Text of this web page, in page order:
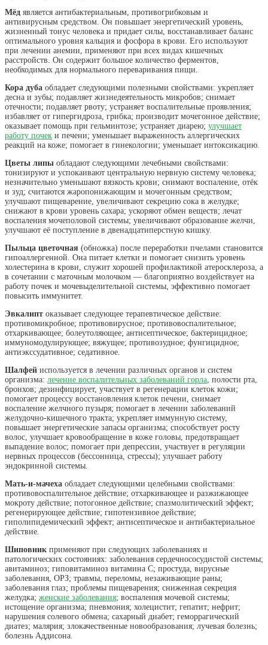
Мёд является антибактериальным, противогрибковым и
антивирусным средством. Он повышает энергетический уровень,
жизненный тонус человека и придает силы, восстанавливает баланс
оптимального уровня кальция и фосфора в крови. Его используют
при лечении анемии, применяют при всех видах кишечных
расстройств. Он содержит большое количество ферментов,
необходимых для нормального переваривания пищи.
Кора дуба обладает следующими полезными свойствами: укрепляет
десна и зубы; подавляет жизнедеятельность микробов; снимает
отечности; подавляет рвоту; устраняет воспалительные проявления;
избавляет от гипергидроза, грибка; производит мочегонное действие;
оказывает помощь при гельминтозе; устраняет диарею; улучшает
работу почек и печени; уменьшает выраженность аллергических
реакций на коже; помогает в гинекологии; уменьшает интоксикацию.
Цветы липы обладают следующими лечебными свойствами:
тонизируют и успокаивают центральную нервную систему человека;
незначительно уменьшают вязкость крови; снимают воспаление, отёк
и зуд; считаются жаропонижающим и мочегонным средством;
улучшают пищеварение, увеличивают секрецию сока в желудке;
снижают в крови уровень сахара; ускоряют обмен веществ; лечат
воспаления мочеполовой системы; увеличивают образование желчи,
улучшают её поступление в двенадцатиперстную кишку.
Пыльца цветочная (обножка) после переработки пчелами становится
гипоаллергенной. Она питает клетки и помогает снизить уровень
холестерина в крови, служит хорошей профилактикой атеросклероза, а
в сочетании с маточным молочком — благоприятно воздействует на
работу почек и мочевыделительной системы, эффективно помогает
повысить иммунитет.
Эвкалипт оказывает следующее терапевтическое действие:
противомикробное; противовирусное; противовоспалительное;
отхаркивающее; болеутоляющее; антисептическое; бактерицидное;
иммуномодулирующее; вяжущее; противозудное; фунгицидное;
антиэкссудативное; седативное.
Шалфей используется в лечении различных органов и систем
организма: лечение воспалительных заболеваний горла, полости рта,
бронхов; дезинфицирует, участвует в регенерации клеток кожи;
помогает процессу восстановления клеток печени, снимает
воспаление желчного пузыря; помогает в лечении заболеваний
желудочно-кишечного тракта; укрепляет иммунную систему,
повышает энергетические запасы организма; способствует росту
волос, улучшает кровообращение в коже головы, предотвращает
выпадение волос; помогает при депрессии, участвует в регуляции
нервных процессов (бессонница, стрессы); улучшает работу
эндокринной системы.
Мать-и-мачеха обладает следующими целебными свойствами:
противовоспалительное действие; отхаркивающее и разжижающее
мокроту действие; потогонное действие; спазмолитический эффект;
регенерирующее действие; гипотензивное действие;
гиполипидемический эффект; антисептическое и антибактериальное
действие.
Шиповник применяют при следующих заболеваниях и
патологических состояниях: заболевания сердечнососудистой системы;
авитаминоз; гиповитаминоз витамина C; простуда, вирусные
заболевания, ОРЗ; травмы, переломы, незаживающие раны;
заболевания глаз; проблемы пищеварения; сниженная секреция
желудка; женские заболевания; воспаления мочевой системы;
истощение организма; пневмония; холецистит; гепатит; нефрит;
нарушения солевого обмена; сахарный диабет; геморрагический
диатез; малярия; злокачественные новообразования; лучевая болезнь;
болезнь Аддисона.